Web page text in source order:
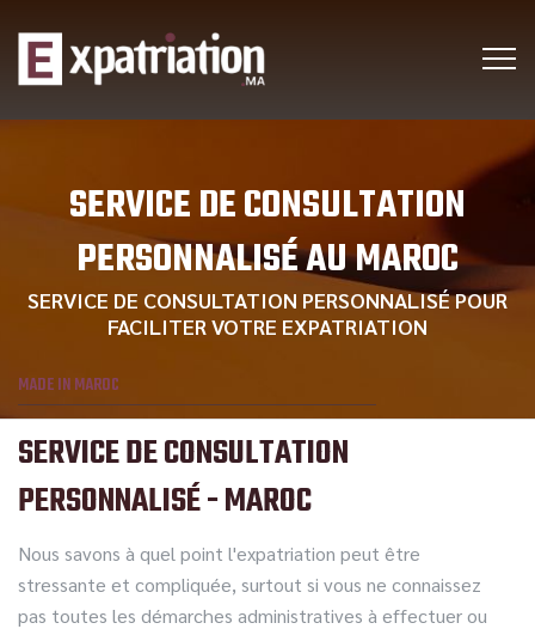
SERVICE DE CONSULTATION
PERSONNALISÉ AU MAROC
SERVICE DE CONSULTATION PERSONNALISÉ POUR
FACILITER VOTRE EXPATRIATION
MADE IN MAROC
SERVICE DE CONSULTATION
PERSONNALISÉ- MAROC
Nous savons à quel point l'expatriation peut être
stressante et compliquée, surtout si vous ne connaissez
pas toutes les démarches administratives à effectuer ou